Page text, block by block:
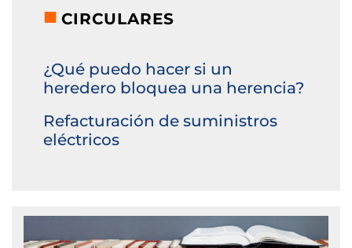
■ CIRCULARES
¿Qué puedo hacer si un
heredero bloquea una herencia?
Refacturación de suministros
eléctricos